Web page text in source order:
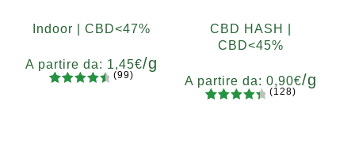
Indoor | CBD<47%
A partire da: 1,45€/g
(99)
CBD HASH |
CBD<45%
A partire da:0,90€/g
(128)